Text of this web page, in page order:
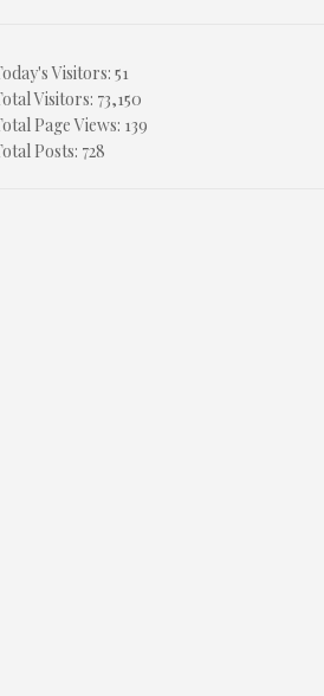
Visitors: 51
Visitors: 73,150
Page Views: 139
Posts: 728